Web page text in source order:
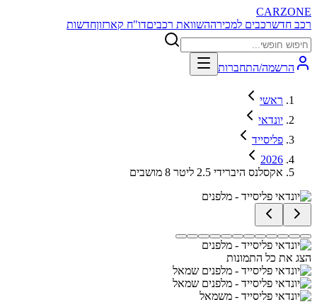
CARZONE
רכב חדשרכבים למכירההשוואת רכביםדו"ח קארזוןחדשות
הרשמה/התחברות
ראשי
יונדאי
פליסייד
2026
אקסלנס היברידי 2.5 ליטר 8 מושבים
הצג את כל התמונות